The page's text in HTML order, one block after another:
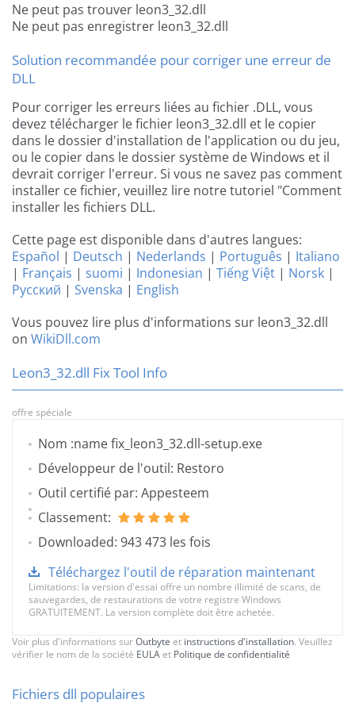
Ne peut pas trouver leon3_32.dll
Ne peut pas enregistrer leon3_32.dll
Solution recommandée pour corriger une erreur de
DLL
Pour corriger les erreurs liées au fichier .DLL, vous
devez télécharger le fichier leon3_32.dll et le copier
dans le dossier d'installation de l'application ou du jeu,
ou le copier dans le dossier système de Windows et il
devrait corriger l'erreur. Si vous ne savez pas comment
installer ce fichier, veuillez lire notre tutoriel "Comment
installer les fichiers DLL.
Cette page est disponible dans d'autres langues:
Español | Deutsch | Nederlands | Português | Italiano
| Français | suomi | Indonesian | Tiếng Việt | Norsk |
Русский | Svenska | English
Vous pouvez lire plus d'informations sur leon3_32.dll
on WikiDll.com
Leon3_32.dll Fix Tool Info
offre spéciale
Nom :name fix_leon3_32.dll-setup.exe
Développeur de l'outil: Restoro
Outil certifié par: Appesteem
Classement:
Downloaded: 943 473 les fois
Téléchargez l'outil de réparation maintenant
Limitations: la version d'essai offre un nombre illimité de scans, de
sauvegardes, de restaurations de votre registre Windows
GRATUITEMENT. La version complète doit être achetée.
Voir plus d'informations surOutbyte et instructions d'installation. Veuillez
vérifier le nom de la société EULAet Politique de confidentialité
Fichiers dll populaires